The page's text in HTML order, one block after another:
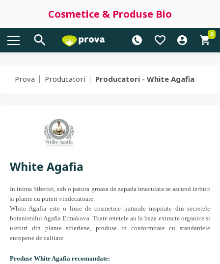
Cosmetice & Produse Bio
0
Prova Producatori Producatori - White Agafia
White Agafia
In inima Siberiei, sub o patura groasa de zapada imaculata se ascund ierburi
si plante cu puteri vindecatoare.
White Agafia este o linie de cosmetice naturale inspirate din secretele
botanistului Agafia Ermakova. Toate retetele au la baza extracte organice si
uleiuri din plante siberiene, produse in conformitate cu standardele
europene de calitate.
Produse White Agafia recomandate: